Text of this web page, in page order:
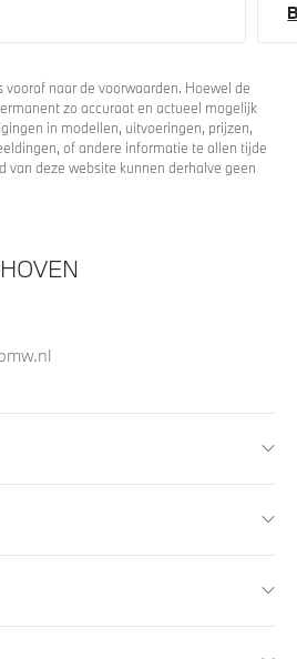
naar de voorwaarden. Hoewel de
zo accuraat en actueel mogelijk
in modellen, uitvoeringen, prijzen,
of andere informatie te allen tijde
van deze website kunnen derhalve geen